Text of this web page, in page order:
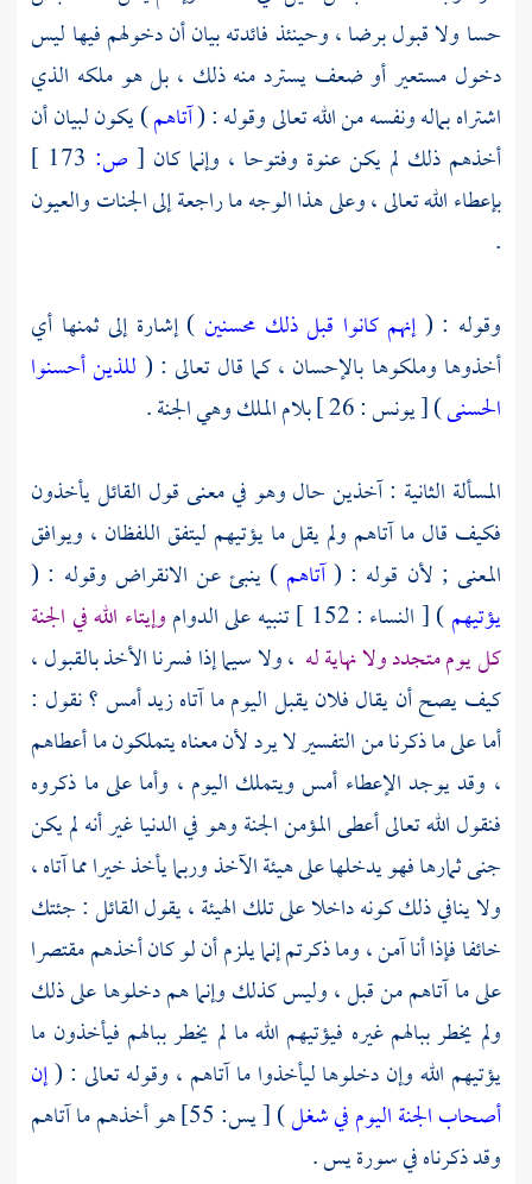
حسا ولا قبول برضا ، وحينئذ فائدته بيان أن دخولهم فيها ليس
دخول مستعير أو ضعف يسترد منه ذلك ، بل هو ملكه الذي
اشتراه بماله ونفسه من الله تعالى وقوله : (آتاهم) يكون لبيان أن
أخذهم ذلك لم يكن عنوة وفتوحا ، وإنما كان [ ص:
بإعطاء الله تعالى ، وعلى هذا الوجه ما راجعة إلى الجنات والعيون
.
وقوله : (إنهم كانوا قبل ذلك محسنين ) إشارة إلى ثمنها أي
أخذوها وملكوها بالإحسان ، كما قال تعالى : ( للذين أحسنوا
الحسنى) [ يونس : 26 ] بلام الملك وهي الجنة .
المسألة الثانية : آخذين حال وهو في معنى قول القائل يأخذون
فكيف قال ما آتاهم ولم يقل ما يؤتيهم ليتفق اللفظان ، ويوافق
المعنى ; لأن قوله : (آتاهم) ينبئ عن الانقراض وقوله : (
يؤتيهم) [ النساء : 152 ] تنبيه على الدوام
وإيتاء الله في الجنة
كل يوم متجدد ولا نهاية له ، ولا سيما إذا فسرنا الأخذ بالقبول ،
كيف يصح أن يقال فلان يقبل اليوم ما آتاه زيد أمس ؟ نقول :
أما على ما ذكرنا من التفسير لا يرد لأن معناه يتملكون ما أعطاهم
، وقد يوجد الإعطاء أمس ويتملك اليوم ، وأما على ما ذكروه
فنقول الله تعالى أعطى المؤمن الجنة وهو في الدنيا غير أنه لم يكن
جنى ثمارها فهو يدخلها على هيئة الآخذ وربما يأخذ خيرا مما آتاه ،
ولا ينافي ذلك كونه داخلا على تلك الهيئة ، يقول القائل : جئتك
خائفا فإذا أنا آمن ، وما ذكرتم إنما يلزم أن لو كان أخذهم مقتصرا
على ما آتاهم من قبل ، وليس كذلك وإنما هم دخلوها على ذلك
ولم يخطر ببالهم غيره فيؤتيهم الله ما لم يخطر ببالهم فيأخذون ما
يؤتيهم الله وإن دخلوها ليأخذوا ما آتاهم ، وقوله تعالى : (إن
أصحاب الجنة اليوم في شغل
) [ يس: 55] هو أخذهم ما آتاهم
وقد ذكرناه في سورة يس .